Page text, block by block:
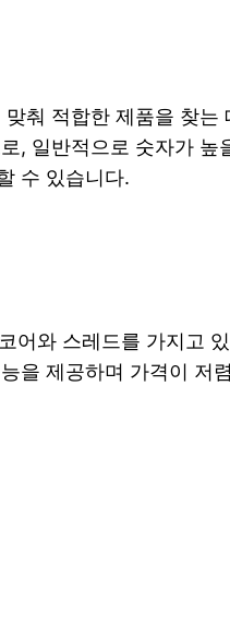
춰 적합한 제품을 찾는
, 일반적으로 숫자가 높
수 있습니다.
어와 스레드를 가지고
을 제공하며 가격이 저